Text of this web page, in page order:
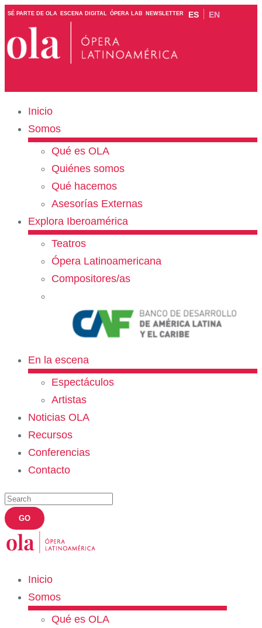
SÉ PARTE DE OLA ESCENA DIGITAL ÓPERA LAB NEWSLETTER ES EN
Inicio
Somos
Qué es OLA
Quiénes somos
Qué hacemos
Asesorías Externas
Explora Iberoamérica
Teatros
Ópera Latinoamericana
Compositores/as
En la escena
Espectáculos
Artistas
Noticias OLA
Recursos
Conferencias
Contacto
Inicio
Somos
Qué es OLA